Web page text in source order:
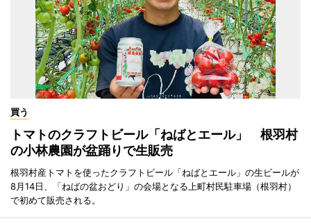
買う
トマトのクラフトビール「ねばとエール」 根羽村
の小林農園が盆踊りで生販売
根羽村産トマトを使ったクラフトビール「ねばとエール」の生ビールが
8月14日、「ねばの盆おどり」の会場となる上町村民駐車場（根羽村）
で初めて販売される。